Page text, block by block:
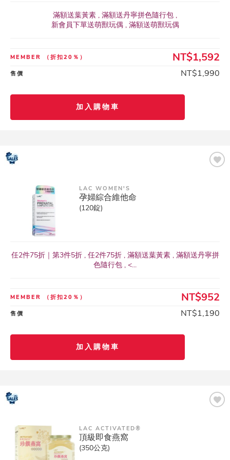
滿額送葉黃素 , 滿額送丹寧拼色隨行包 ,
新會員下單送萌獸玩偶 , 滿額送萌獸玩偶
MEMBER （折扣20％） NT$1,592
售價 NT$1,990
加入購物車
LAC WOMEN'S
孕婦綜合維他命
(120錠)
任2件75折｜第3件5折 , 任2件75折 , 滿額送葉黃素 , 滿額送丹寧拼
色隨行包 , <...
MEMBER （折扣20％） NT$952
售價 NT$1,190
加入購物車
LAC ACTIVATED®
頂級即食燕窩
(350公克)